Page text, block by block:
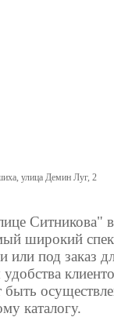
улица Демин Луг, 2
Ситникова"
широкий
или под заказ
быть
каталогу.